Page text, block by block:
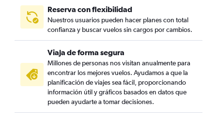
Reserva con flexibilidad
Nuestros usuarios pueden hacer planes con total
confianza y buscar vuelos sin cargos por cambios.
Viaja de forma segura
Millones de personas nos visitan anualmente para
encontrar los mejores vuelos. Ayudamos a que la
planificación de viajes sea fácil, proporcionando
información útil y gráficos basados en datos que
pueden ayudarte a tomar decisiones.